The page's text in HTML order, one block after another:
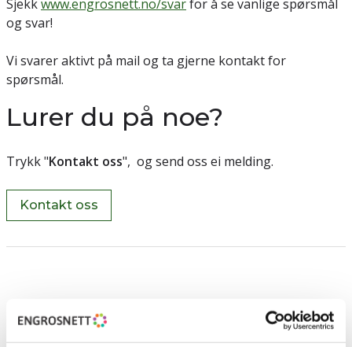
Sjekkwww.engrosnett.no/svarfor å se vanlige spørsmål
og svar!
Vi svarer aktivt på mail og ta gjerne kontakt for
spørsmål.
Lurer du på noe?
Trykk "Kontakt oss", og send oss ei melding.
Kontakt oss